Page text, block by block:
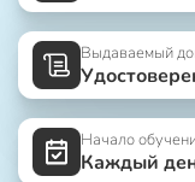
Выдаваемый
Начало
Каждый